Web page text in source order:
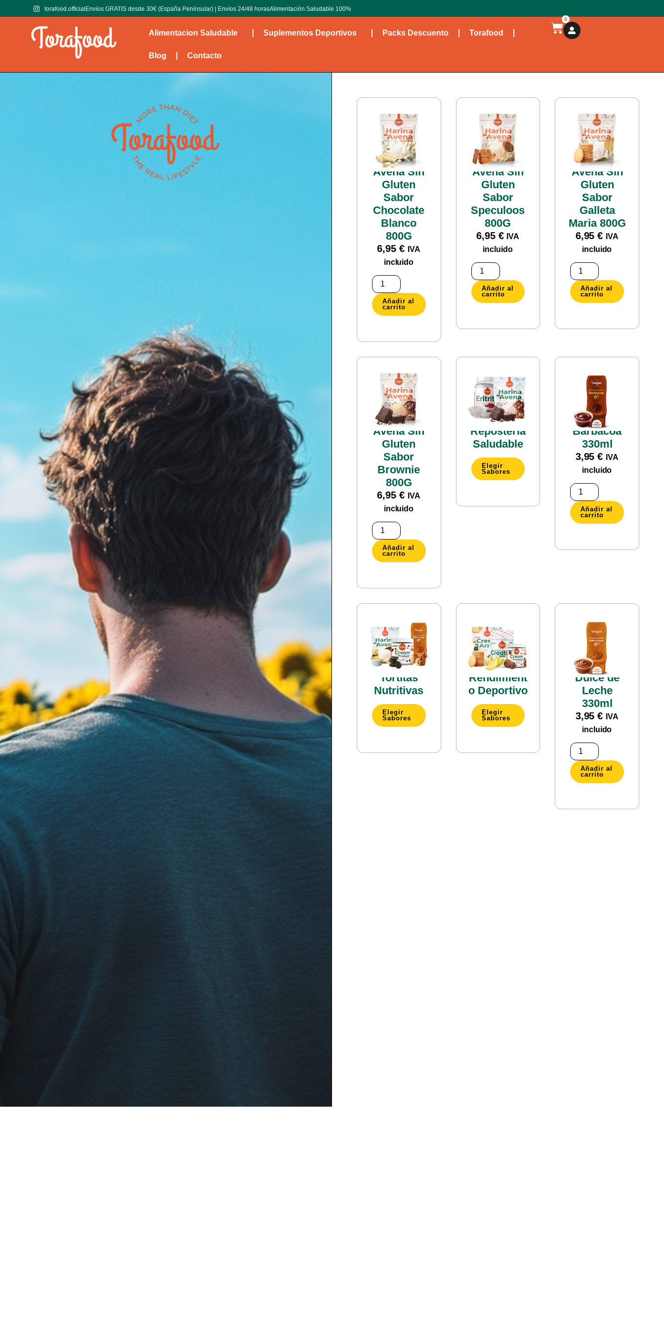
torafood.official Envíos GRATIS desde 30€ (España Penínsular) | Envíos 24/48 horasAlimentación Saludable 100%
Alimentacion Saludable Suplementos Deportivos Packs Descuento Torafood
Blog Contacto
0
Harina de
Avena Sin
Gluten
Sabor
Chocolate
Blanco
800G
6,95 € IVA
incluido
Añadir al
carrito
Harina de
Avena Sin
Gluten
Sabor
Speculoos
800G
6,95 € IVA
incluido
Añadir al
carrito
Harina de
Avena Sin
Gluten
Sabor
Galleta
Maria 800G
6,95€ IVA
incluido
Añadir al
carrito
Harina de
Avena Sin
Gluten
Sabor
Brownie
800G
6,95 € IVA
incluido
Añadir al
carrito
Pack
Repostería
Saludable
Elegir
Sabores
Salsa Zero
Barbacoa
330ml
3,95€ IVA
incluido
Añadir al
carrito
Pack
Tortitas
Nutritivas
Elegir
Sabores
Pack
Rendimient
o Deportivo
Elegir
Sabores
Sirope Zero
Dulce de
Leche
330ml
3,95€ IVA
incluido
Añadir al
carrito